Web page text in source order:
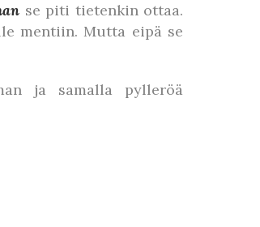
se piti tietenkin ottaa.
mentiin. Mutta eipä se
ja samalla pylleröä